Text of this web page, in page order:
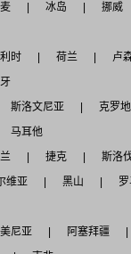
冰岛 挪威
时 荷兰 卢
斯洛文尼亚 克罗
马耳他
捷克 斯洛
维亚 黑山 罗
尼亚 阿塞拜疆